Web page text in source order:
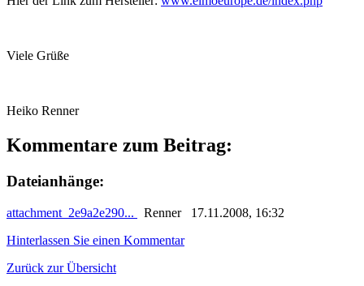
Viele Grüße
Heiko Renner
Kommentare zum Beitrag:
Dateianhänge:
attachment_2e9a2e290...
Renner 17.11.2008, 16:32
Hinterlassen Sie einen Kommentar
Zurück zur Übersicht